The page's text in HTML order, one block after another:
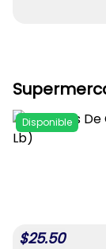
Disponible
$25.50